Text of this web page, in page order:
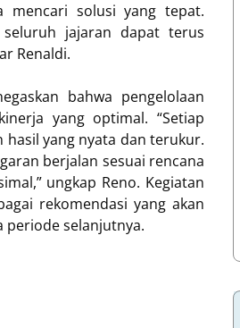
mencari solusi yang tepat.
jajaran dapat terus
Renaldi.
bahwa pengelolaan
yang optimal. “Setiap
yang nyata dan terukur.
berjalan sesuai rencana
ungkap Reno. Kegiatan
rekomendasi yang akan
periode selanjutnya.